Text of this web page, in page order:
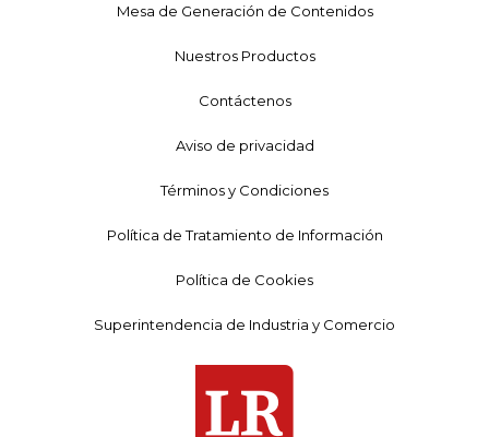
Mesa de Generación de Contenidos
Nuestros Productos
Contáctenos
Aviso de privacidad
Términos y Condiciones
Política de Tratamiento de Información
Política de Cookies
Superintendencia de Industria y Comercio